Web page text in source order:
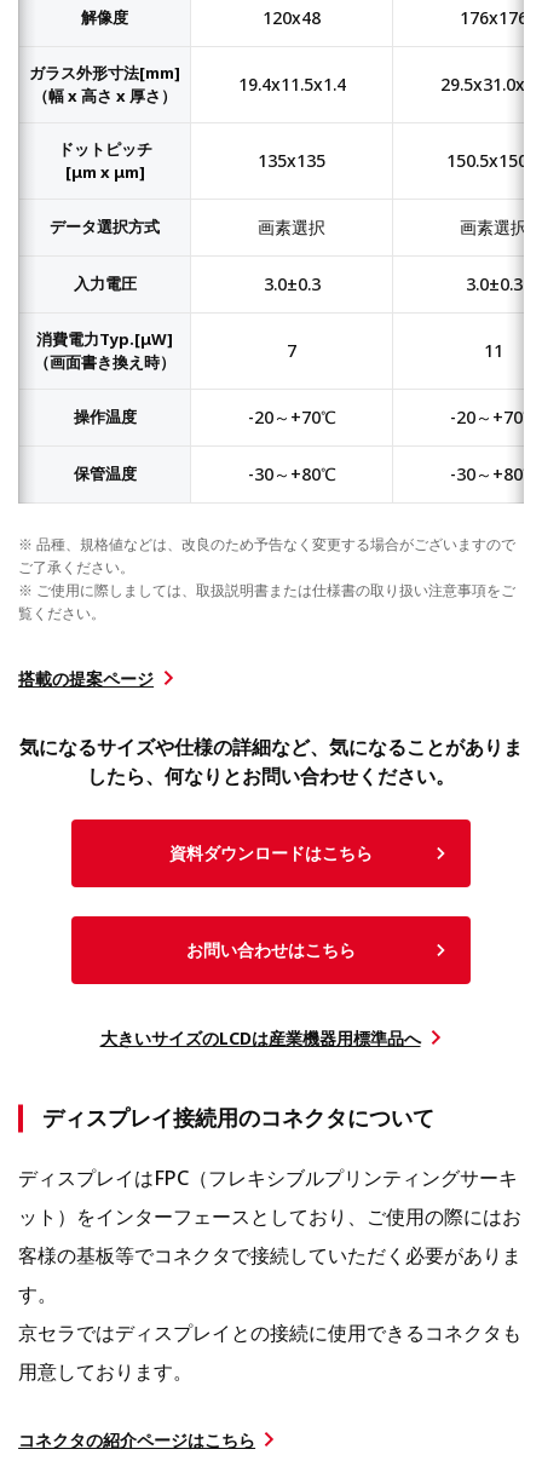
解像度 120x48 176x176
ガラス外形寸法[mm]
（幅 x 高さ x 厚さ）
19.4x11.5x1.4
ドットピッチ
[μm x μm]
135x135 150.5x150.5
データ選択方式 画素選択 画素選択
入力電圧 3.0±0.3 3.0±0.3
消費電力Typ.[μW]
（画面書き換え時）
7 11
操作温度 -20～+70℃ -20～+70℃
保管温度 -30～+80℃ -30～+80℃
※ 品種、規格値などは、改良のため予告なく変更する場合がございますので
ご了承ください。
※ ご使用に際しましては、取扱説明書または仕様書の取り扱い注意事項をご
覧ください。
搭載の提案ページ
気になるサイズや仕様の詳細など、気になることがありま
したら、何なりとお問い合わせください。
資料ダウンロードはこちら
お問い合わせはこちら
大きいサイズのLCDは産業機器用標準品へ
ディスプレイ接続用のコネクタについて
ディスプレイはFPC（フレキシブルプリンティングサーキ
ット）をインターフェースとしており、ご使用の際にはお
客様の基板等でコネクタで接続していただく必要がありま
す。
京セラではディスプレイとの接続に使用できるコネクタも
用意しております。
コネクタの紹介ページはこちら